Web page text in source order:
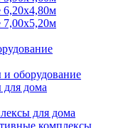
оборудование
для дома
для дома
комплексы